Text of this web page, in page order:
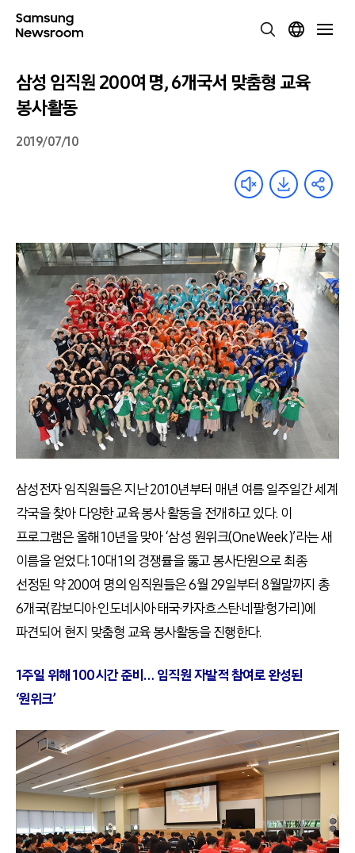
삼성 임직원 200여 명, 6개국서 맞춤형 교육
봉사활동
2019/07/10
삼성전자 임직원들은 지난 2010년부터 매년 여름 일주일간 세계
각국을 찾아 다양한 교육 봉사 활동을 전개하고 있다. 이
프로그램은 올해 10년을 맞아 ‘삼성 원위크(OneWeek)’라는 새
이름을 얻었다. 10대 1의 경쟁률을 뚫고 봉사단원으로 최종
선정된 약 200여 명의 임직원들은 6월 29일부터 8월말까지 총
6개국(캄보디아·인도네시아·태국·카자흐스탄·네팔·헝가리)에
파견되어 현지 맞춤형 교육 봉사활동을 진행한다.
1주일 위해 100시간 준비… 임직원 자발적 참여로 완성된
‘원위크’